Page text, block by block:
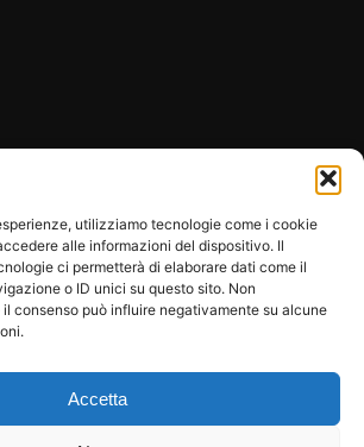
utilizziamo tecnologie come i cookie
alle informazioni del dispositivo. Il
ci permetterà di elaborare dati come il
o ID unici su questo sito. Non
consenso può influire negativamente su alcune
Accetta